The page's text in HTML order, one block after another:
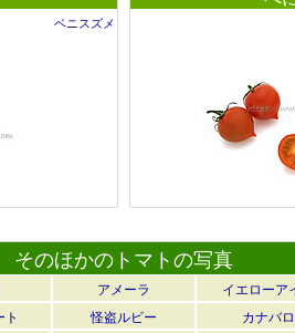
ベニスズメ
そのほかのトマトの写真
アメーラ イエローア
怪盗ルビー カナバロ